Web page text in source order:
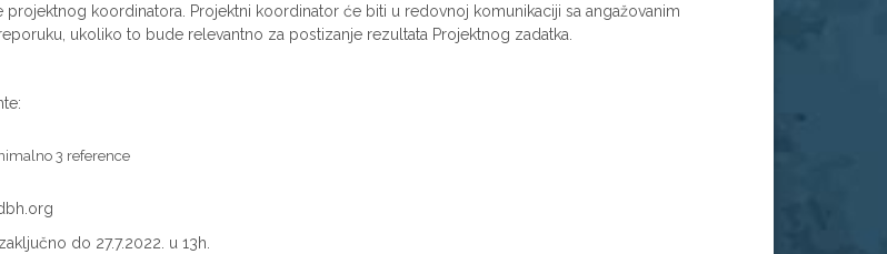
koordinatora. Projektni koordinator će biti u redovnoj komunikaciji sa angažovanim
ukoliko to bude relevantno za postizanje rezultata Projektnog zadatka.
3 reference
do 27.7.2022. u 13h.